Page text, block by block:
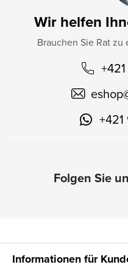
Wir helfen
Brauchen Sie Rat zu
eshop
Informationen für